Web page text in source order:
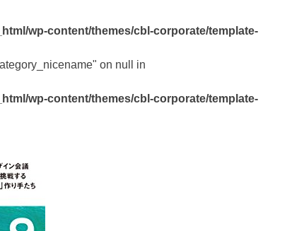
wp-content/themes/cbl-corporate/template-
on null in
wp-content/themes/cbl-corporate/template-